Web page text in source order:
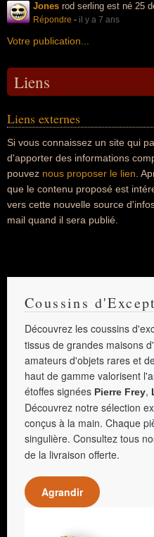
Jones rod serling est né 25
Répondre - il y a 7 ans
Votre publication...
Liens
Liens externes
Si vous connaissez un site qui
d'apporter des informations
pouvez nous proposer le lien .
que le contenu proposé est
vers cette nouvelle source
mail quand il sera publié.
Coussins
Découvrez les coussins
tissus de grandes maisons
amateurs d'objets rares et
haut de gamme valorisent
étoffes signées Pierre Frey,
Découvrez notre sélection
conçus à la main. Chaque
singulière. Consultez tous
de la livraison offerte.
Agrandir